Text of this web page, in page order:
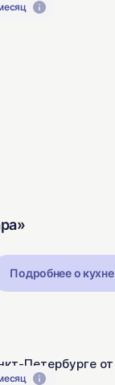
Подробнее о кухне